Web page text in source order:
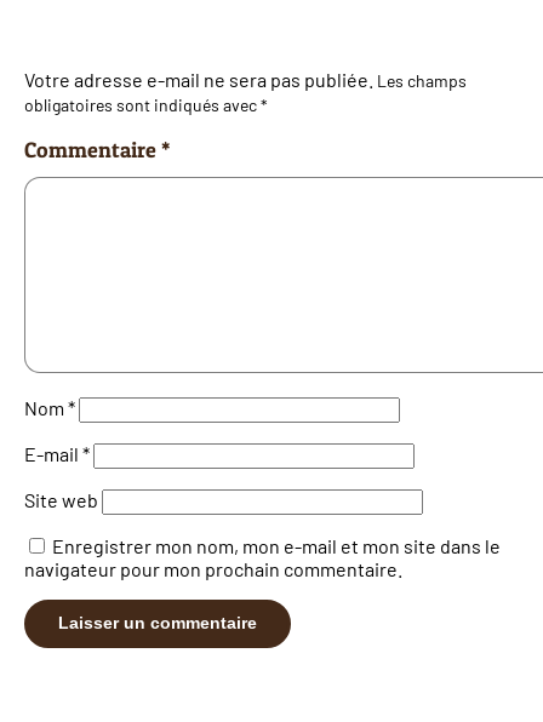
Votre adresse e-mail ne sera pas publiée. Les champs
obligatoires sont indiqués avec*
Commentaire*
Nom *
E-mail *
Site web
Enregistrer mon nom, mon e-mail et mon site dans le
navigateur pour mon prochain commentaire.